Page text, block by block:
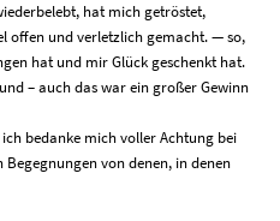
hat mich getröstet,
offen und verletzlich gemacht. — so,
hat und mir Glück geschenkt hat.
– auch das war ein großer Gewinn
bedanke mich voller Achtung bei
von denen, in denen